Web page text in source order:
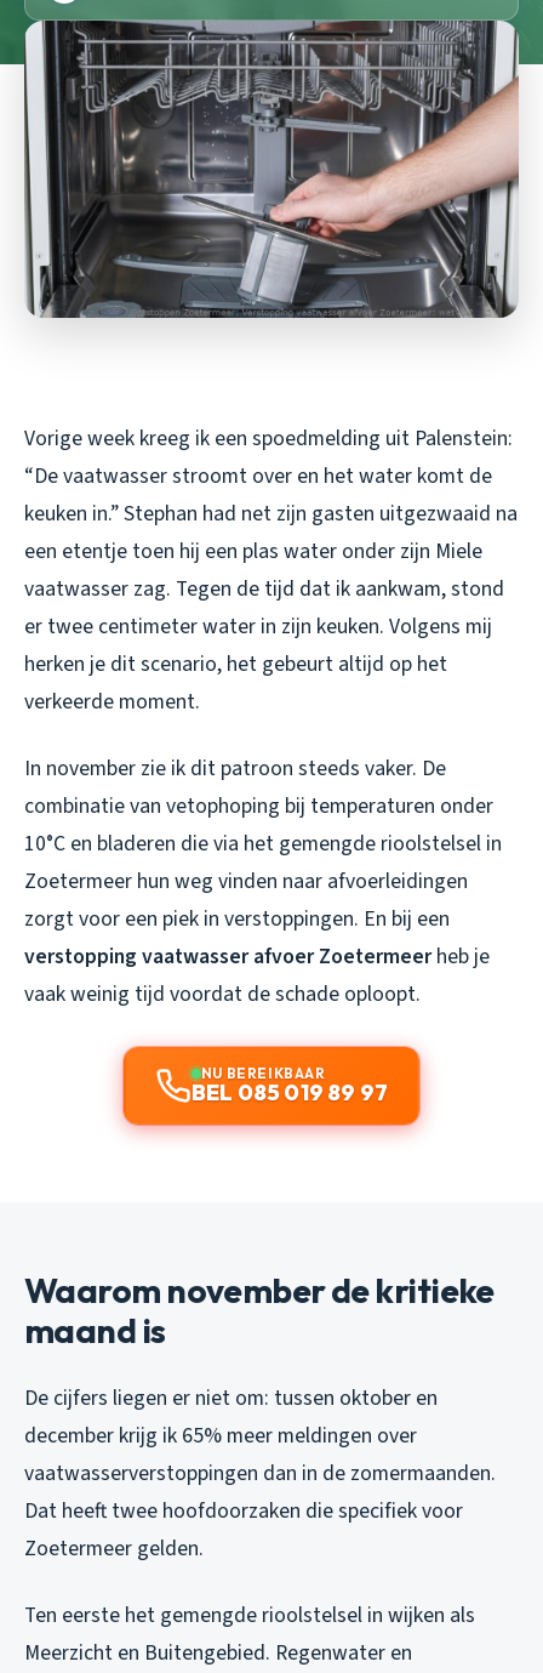
Vorige week kreeg ik een spoedmelding uit Palenstein:
“De vaatwasser stroomt over en het water komt de
keuken in.” Stephan had net zijn gasten uitgezwaaid na
een etentje toen hij een plas water onder zijn Miele
vaatwasser zag. Tegen de tijd dat ik aankwam, stond
er twee centimeter water in zijn keuken. Volgens mij
herken je dit scenario, het gebeurt altijd op het
verkeerde moment.
In november zie ik dit patroon steeds vaker. De
combinatie van vetophoping bij temperaturen onder
10°C en bladeren die via het gemengde rioolstelsel in
Zoetermeer hun weg vinden naar afvoerleidingen
zorgt voor een piek in verstoppingen. En bij een
verstopping vaatwasser afvoer Zoetermeerheb je
vaak weinig tijd voordat de schade oploopt.
NU BEREIKBAAR
BEL 085 019 89 97
Waarom november de kritieke
maand is
De cijfers liegen er niet om: tussen oktober en
december krijg ik 65% meer meldingen over
vaatwasserverstoppingen dan in de zomermaanden.
Dat heeft twee hoofdoorzaken die specifiek voor
Zoetermeer gelden.
Ten eerste het gemengde rioolstelsel in wijken als
Meerzicht en Buitengebied. Regenwater en